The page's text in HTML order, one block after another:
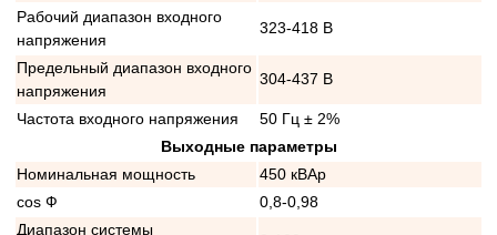
Рабочий диапазон входного
напряжения
323-418 В
Предельный диапазон входного
напряжения
304-437 В
Частота входного напряжения
50 Гц ± 2%
Выходные параметры
Номинальная мощность
450 кВАр
cos Ф
0,8-0,98
Диапазон системы